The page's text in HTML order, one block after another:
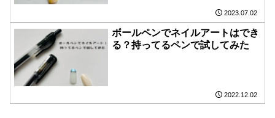
2023.07.02
ボールペンでネイルアートはでき
る？持ってるペンで試してみた
2022.12.02